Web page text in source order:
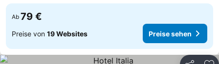
Ab 79 €
Preise von 19 Websites Preise sehen